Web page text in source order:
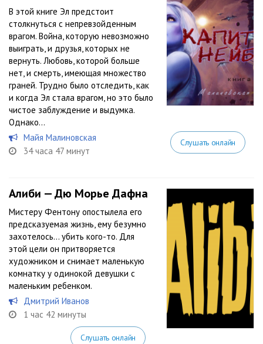
В этой книге Эл предстоит
столкнуться с непревзойденным
врагом. Война, которую невозможно
выиграть, и друзья, которых не
вернуть. Любовь, которой больше
нет, и смерть, имеющая множество
граней. Трудно было отследить, как
и когда Эл стала врагом, но это было
чистое заблуждение и выдумка.
Однако...
Майя Малиновская
34 часа 47 минут
Слушать онлайн
Алиби — Дю Морье Дафна
Мистеру Фентону опостылела его
предсказуемая жизнь, ему безумно
захотелось… убить кого-то. Для
этой цели он притворяется
художником и снимает маленькую
комнатку у одинокой девушки с
маленьким ребенком.
Дмитрий Иванов
1 час 42 минуты
Слушать онлайн